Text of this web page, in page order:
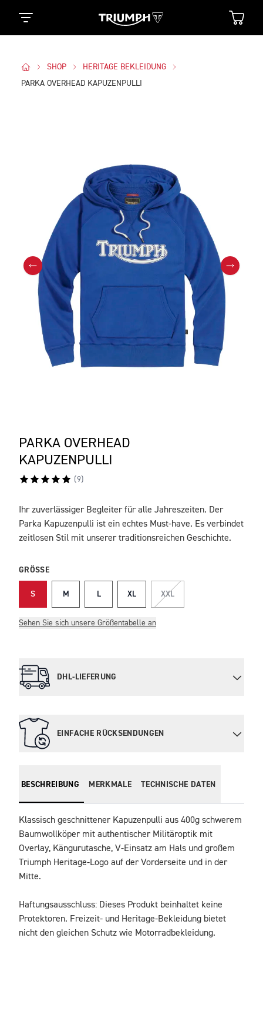
SHOP
HERITAGE BEKLEIDUNG
PARKA OVERHEAD KAPUZENPULLI
PARKA OVERHEAD
KAPUZENPULLI
(9)
BESCHREIBUNG
Ihr zuverlässiger Begleiter für alle Jahreszeiten. Der
Parka Kapuzenpulli ist ein echtes Must-have. Es verbindet
zeitlosen Stil mit unserer traditionsreichen Geschichte.
GRÖSSE
S M L XL XXL
Sehen Sie sich unsere Größentabelle an
DHL-LIEFERUNG
EINFACHE RÜCKSENDUNGEN
BESCHREIBUNG MERKMALE TECHNISCHE DATEN
Klassisch geschnittener Kapuzenpulli aus 400g schwerem
Baumwollköper mit authentischer Militäroptik mit
Overlay, Kängurutasche, V-Einsatz am Hals und großem
Triumph Heritage-Logo auf der Vorderseite und in der
Mitte.
Haftungsausschluss: Dieses Produkt beinhaltet keine
Protektoren. Freizeit- und Heritage-Bekleidung bietet
nicht den gleichen Schutz wie Motorradbekleidung.